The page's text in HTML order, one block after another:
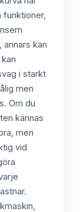
funktioner,
kan
i starkt
men
Om du
kännas
men
vid